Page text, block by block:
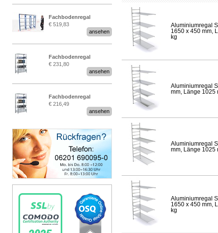
Fachbodenregal
Stecksystem MultiPlus
2,25 Meter breit
€ 519,83
ansehen
Fachbodenregal
Stecksystem MultiPlus
€ 231,80
ansehen
Fachbodenregal
Stecksystem MultiPlus
€ 216,49
ansehen
Aluminiumregal
1650 x 450 mm,
kg
Aluminiumregal
mm, Länge 1025
Aluminiumregal
mm, Länge 1025
Aluminiumregal
1650 x 450 mm,
kg